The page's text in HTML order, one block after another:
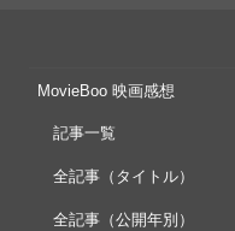
MovieBoo 映画感想
記事一覧
全記事（タイトル）
全記事（公開年別）